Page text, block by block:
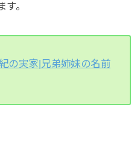
。
の実家|兄弟姉妹の名前